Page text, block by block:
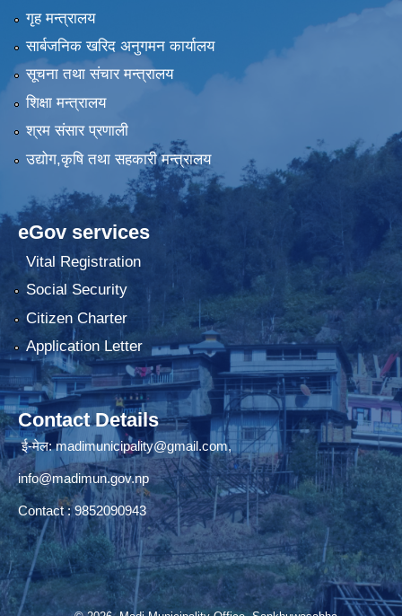
गृह मन्त्रालय
सार्बजनिक खरिद अनुगमन कार्यालय
सूचना तथा संचार मन्त्रालय
शिक्षा मन्त्रालय
श्रम संसार प्रणाली
उद्योग,कृषि तथा सहकारी मन्त्रालय
eGov services
Vital Registration
Social Security
Citizen Charter
Application Letter
Contact Details
ई-मेल: madimunicipality@gmail.com,
info@madimun.gov.np
Contact : 9852090943